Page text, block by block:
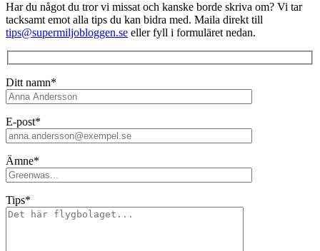
Har du något du tror vi missat och kanske borde skriva om? Vi tar
tacksamt emot alla tips du kan bidra med. Maila direkt till
tips@supermiljobloggen.se eller fyll i formuläret nedan.
Ditt namn*
E-post*
Ämne*
Tips*